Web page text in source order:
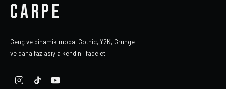
CARPE
Genç ve dinamik moda. Gothic, Y2K, Grunge
ve daha fazlasıyla kendini ifade et.